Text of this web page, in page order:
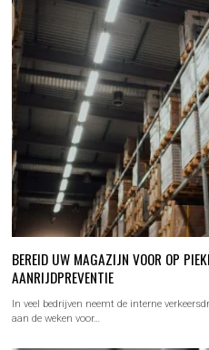
BEREID UW MAGAZIJN VOOR OP
AANRIJDPREVENTIE
In veel bedrijven neemt de interne
aan de weken voor…